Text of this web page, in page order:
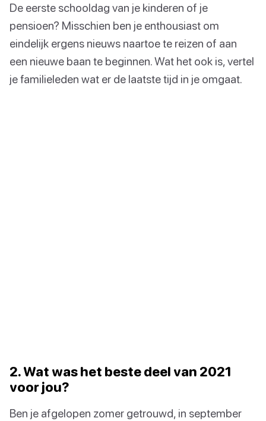
De eerste schooldag van je kinderen of je
pensioen? Misschien ben je enthousiast om
eindelijk ergens nieuws naartoe te reizen of aan
een nieuwe baan te beginnen. Wat het ook is, vertel
je familieleden wat er de laatste tijd in je omgaat.
2. Wat was het beste deel van 2021
voor jou?
Ben je afgelopen zomer getrouwd, in september